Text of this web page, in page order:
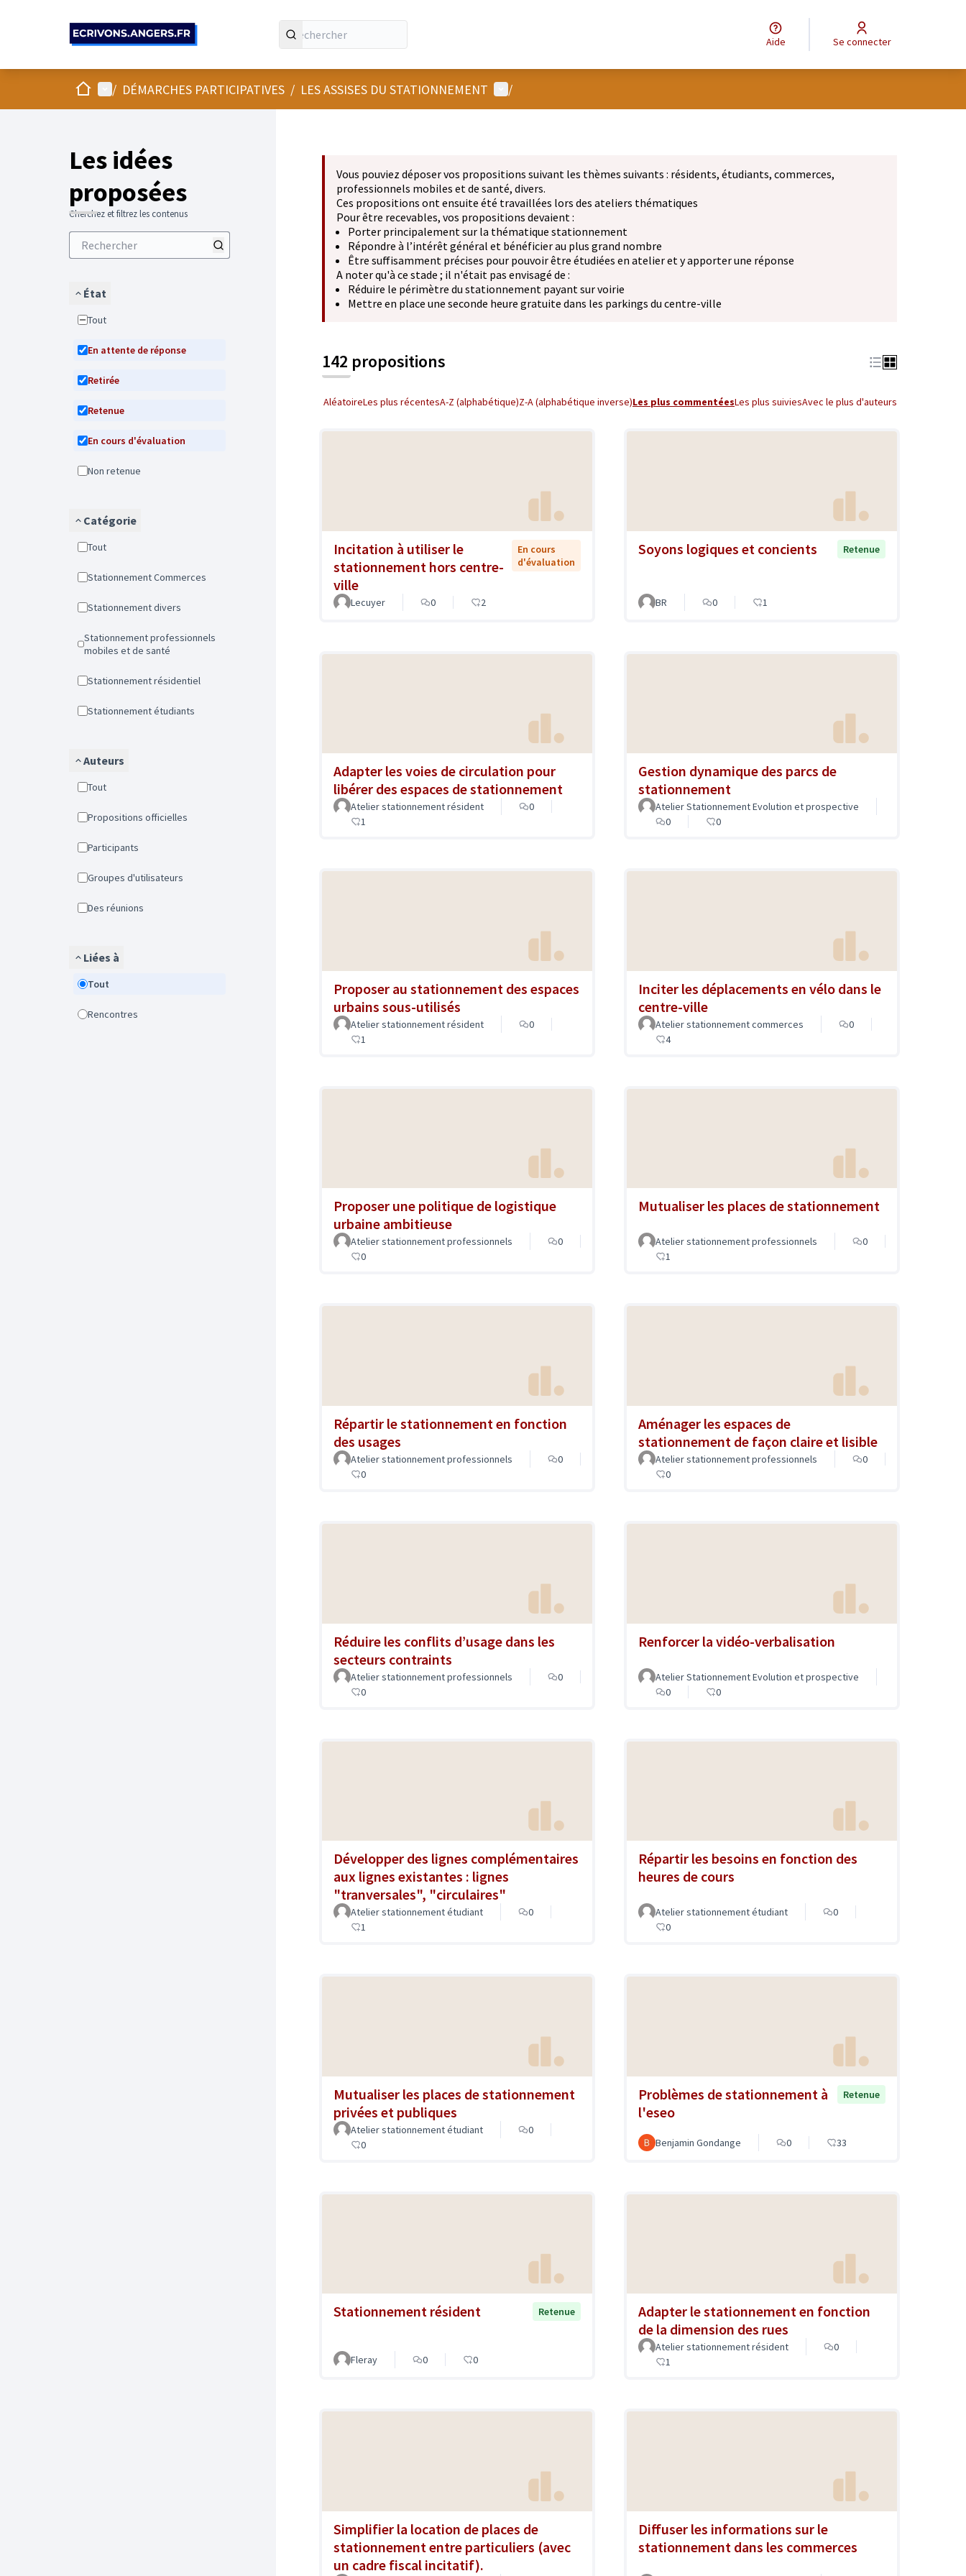
Aide Se connecter
AccueilMenu principal
/ DÉMARCHES PARTICIPATIVES / LES ASSISES DU STATIONNEMENT Menu utilisateur
/
Les idées
proposées
Cherchez et filtrez les contenus
État
Tout
En attente de réponse
Retirée
Retenue
En cours d'évaluation
Non retenue
Catégorie
Tout
Stationnement Commerces
Stationnement divers
Stationnement professionnels
mobiles et de santé
Stationnement résidentiel
Stationnement étudiants
Auteurs
Tout
Propositions officielles
Participants
Groupes d'utilisateurs
Des réunions
Liées à
Tout
Rencontres
Vous pouviez déposer vos propositions suivant les thèmes suivants : résidents, étudiants, commerces,
professionnels mobiles et de santé, divers.
Ces propositions ont ensuite été travaillées lors des ateliers thématiques
Pour être recevables, vos propositions devaient :
Porter principalement sur la thématique stationnement
Répondre à l’intérêt général et bénéficier au plus grand nombre
Être suffisamment précises pour pouvoir être étudiées en atelier et y apporter une réponse
A noter qu'à ce stade ; il n'était pas envisagé de :
Réduire le périmètre du stationnement payant sur voirie
Mettre en place une seconde heure gratuite dans les parkings du centre-ville
142 propositions
AléatoireLes plus récentesA-Z (alphabétique)Z-A (alphabétique inverse)Les plus commentéesLes plus suiviesAvec le plus d'auteurs
Incitation à utiliser le
stationnement hors centre-
ville
En cours
d'évaluation
Lecuyer 0 2
Soyons logiques et concients Retenue
BR 0 1
Adapter les voies de circulation pour
libérer des espaces de stationnement
Atelier stationnement résident
0
1
Gestion dynamique des parcs de
stationnement
Atelier Stationnement Evolution et prospective
0
0
Proposer au stationnement des espaces
urbains sous-utilisés
Atelier stationnement résident
0
1
Inciter les déplacements en vélo dans le
centre-ville
Atelier stationnement commerces
0
4
Proposer une politique de logistique
urbaine ambitieuse
Atelier stationnement professionnels
0
0
Mutualiser les places de stationnement
Atelier stationnement professionnels
0
1
Répartir le stationnement en fonction
des usages
Atelier stationnement professionnels
0
0
Aménager les espaces de
stationnement de façon claire et lisible
Atelier stationnement professionnels
0
0
Réduire les conflits d’usage dans les
secteurs contraints
Atelier stationnement professionnels
0
0
Renforcer la vidéo-verbalisation
Atelier Stationnement Evolution et prospective
0
0
Développer des lignes complémentaires
aux lignes existantes : lignes
"tranversales", "circulaires"
Atelier stationnement étudiant
0
1
Répartir les besoins en fonction des
heures de cours
Atelier stationnement étudiant
0
0
Mutualiser les places de stationnement
privées et publiques
Atelier stationnement étudiant
0
0
Problèmes de stationnement à
l'eseo
Retenue
Benjamin Gondange 0 33
Stationnement résident Retenue
Fleray 0 0
Adapter le stationnement en fonction
de la dimension des rues
Atelier stationnement résident
0
1
Simplifier la location de places de
stationnement entre particuliers (avec
un cadre fiscal incitatif).
Diffuser les informations sur le
stationnement dans les commerces